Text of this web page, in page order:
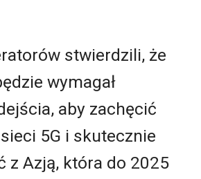
stwierdzili, że
wymagał
aby zachęcić
5G i skutecznie
z Azją, która do 2025